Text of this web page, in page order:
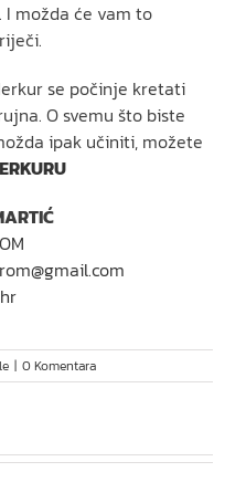
možda će vam to
se počinje kretati
O svemu što biste
ipak učiniti, možete
| 0 Komentara